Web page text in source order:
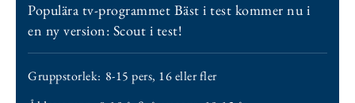
Populära tv-programmet Bäst i test kommer nu i
en ny version: Scout i test!
Gruppstorlek: 8-15 pers, 16 eller fler